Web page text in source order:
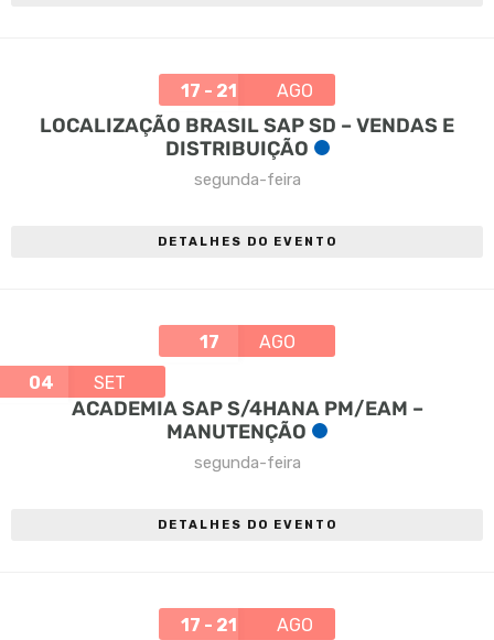
17 - 21 AGO
LOCALIZAÇÃO BRASIL SAP SD – VENDAS E
DISTRIBUIÇÃO
segunda-feira
DETALHES DO EVENTO
17
AGO
04
SET
ACADEMIA SAP S/4HANA PM/EAM –
MANUTENÇÃO
segunda-feira
DETALHES DO EVENTO
17 - 21 AGO